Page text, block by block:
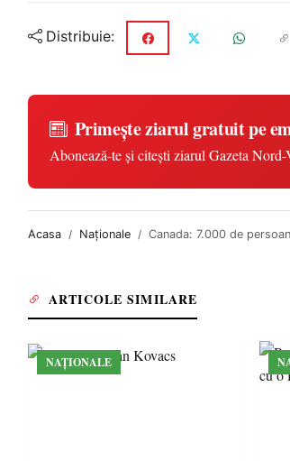
Distribuie:
Primește ziarul gratuit pe
Abonează-te și citești ziarul Gazeta
Acasa Naționale Canada: 7.000 de
ARTICOLE SIMILARE
NAȚIONALE